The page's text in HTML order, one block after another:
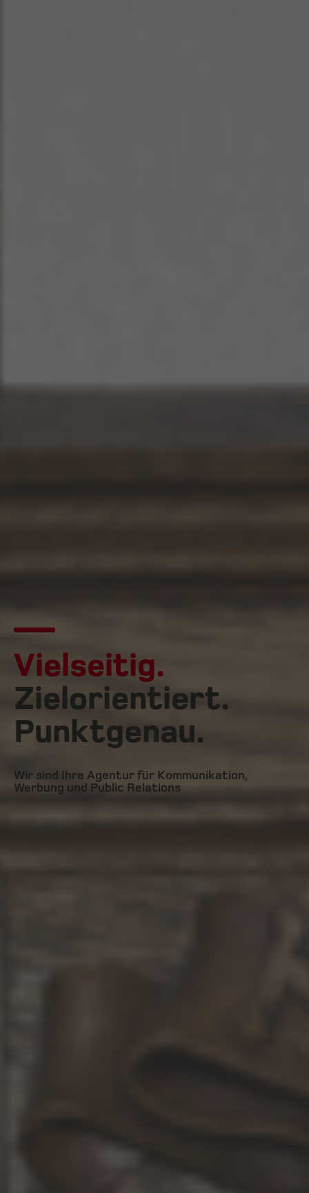
Vielseitig.
Zielorientiert.
Punktgenau.
Wir sind Ihre Agentur für Kommunikation,
Werbung und Public Relations